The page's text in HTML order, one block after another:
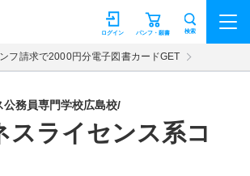
ビジョン パンフ・願書
ログイン 検索
ンフ請求で2000円分電子図書カードGET
公務員専門学校広島校/
スライセンス系コ